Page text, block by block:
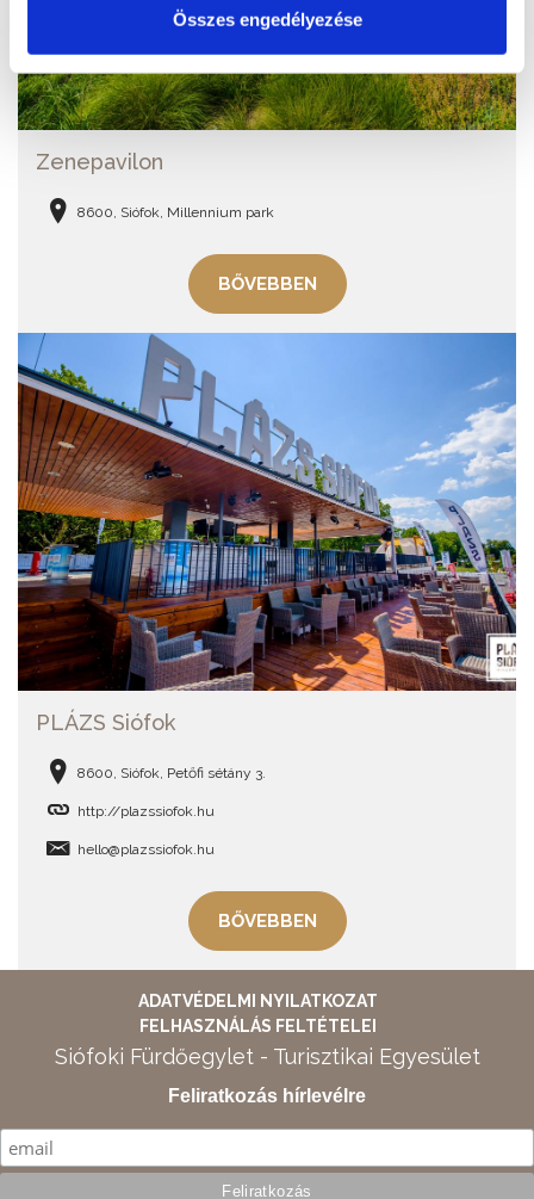
Összes engedélyezése
Zenepavilon
8600, Siófok, Millennium park
BŐVEBBEN
PLÁZS Siófok
8600, Siófok, Petőfi sétány 3.
http://plazssiofok.hu
hello@plazssiofok.hu
BŐVEBBEN
ADATVÉDELMI NYILATKOZAT
FELHASZNÁLÁS FELTÉTELEI
Siófoki Fürdőegylet - Turisztikai Egyesület
Feliratkozás hírlevélre